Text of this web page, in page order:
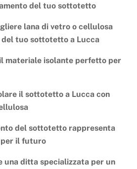
del tuo sottotetto
lana di vetro o cellulosa
del tuo sottotetto a Lucca
materiale isolante perfetto per
il sottotetto a Lucca con
del sottotetto rappresenta
per il futuro
una ditta specializzata per un